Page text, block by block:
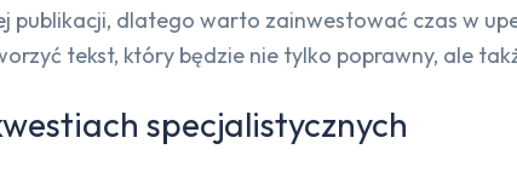
publikacji, dlatego warto zainwestować czas w
tekst, który będzie nie tylko poprawny, ale
specjalistycznych